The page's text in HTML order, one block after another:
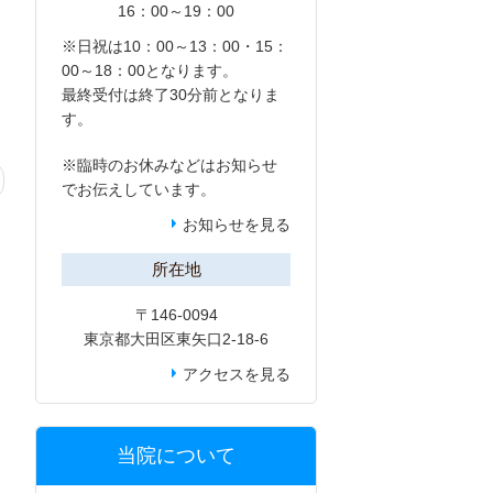
16：00～19：00
※日祝は10：00～13：00・15：
00～18：00となります。
最終受付は終了30分前となりま
す。
※臨時のお休みなどはお知らせ
でお伝えしています。
お知らせを見る
所在地
〒146-0094
東京都大田区東矢口2-18-6
アクセスを見る
当院について